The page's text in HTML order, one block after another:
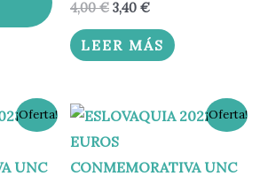
4,00€ 3,40 €
LEER MÁS
¡Oferta! ¡Oferta!
El
precio
original
era:
4,50 €.
El
precio
es:
3,60 €.